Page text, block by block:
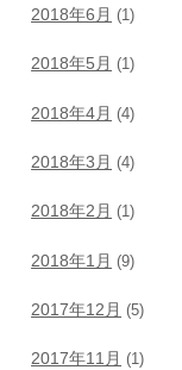
2018年6月 (1)
2018年5月 (1)
2018年4月 (4)
2018年3月 (4)
2018年2月 (1)
2018年1月 (9)
2017年12月 (5)
2017年11月 (1)